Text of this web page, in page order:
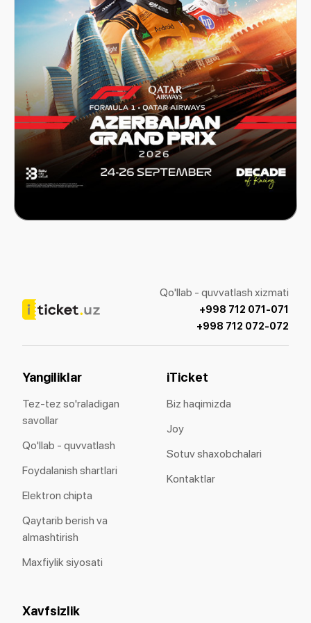
Qo'llab - quvvatlash xizmati
+998 712 071-071
+998 712 072-072
Yangiliklar
Tez-tez so'raladigan
savollar
Qo'llab - quvvatlash
Foydalanish shartlari
Elektron chipta
Qaytarib berish va
almashtirish
Maxfiylik siyosati
iTicket
Biz haqimizda
Joy
Sotuv shaxobchalari
Kontaktlar
Xavfsizlik